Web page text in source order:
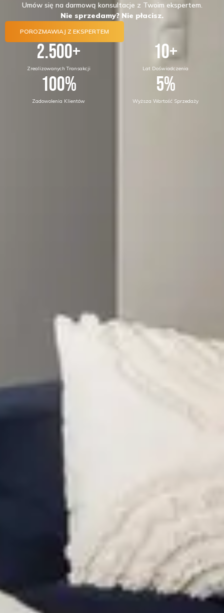
Umów się na darmową konsultacje z Twoim ekspertem.
Nie sprzedamy? Nie płacisz.
POROZMAWIAJ Z EKSPERTEM
Zrealizowanych Transakcji
2.500+
Lat Doświadczenia
10+
Zadowolenia Klientów
100%
Wyższa Wartość Sprzedaży
5%